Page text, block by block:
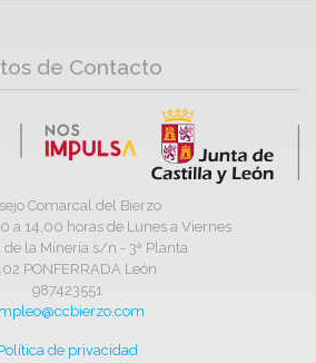
de Contacto
Comarcal del Bierzo
a 14,00 horas de Lunes a Viernes
de la Minería s/n - 3ª Planta
PONFERRADA León
987423551
de privacidad